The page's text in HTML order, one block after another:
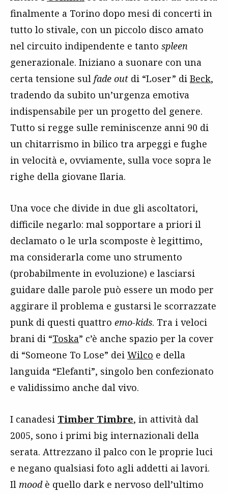
finalmente a Torino dopo mesi di concerti in
tutto lo stivale, con un piccolo disco amato
nel circuito indipendente e tanto spleen
generazionale. Iniziano a suonare con una
certa tensione sul fade out di “Loser” di Beck,
tradendo da subito un’urgenza emotiva
indispensabile per un progetto del genere.
Tutto si regge sulle reminiscenze anni 90 di
un chitarrismo in bilico tra arpeggi e fughe
in velocità e, ovviamente, sulla voce sopra le
righe della giovane Ilaria.
Una voce che divide in due gli ascoltatori,
difficile negarlo: mal sopportare a priori il
declamato o le urla scomposte è legittimo,
ma considerarla come uno strumento
(probabilmente in evoluzione) e lasciarsi
guidare dalle parole può essere un modo per
aggirare il problema e gustarsi le scorrazzate
punk di questi quattro emo-kids. Tra i veloci
brani di “Toska” c’è anche spazio per la cover
di “Someone To Lose” dei Wilco e della
languida “Elefanti”, singolo ben confezionato
e validissimo anche dal vivo.
I canadesi Timber Timbre, in attività dal
2005, sono i primi big internazionali della
serata. Attrezzano il palco con le proprie luci
e negano qualsiasi foto agli addetti ai lavori.
Il moodè quello dark e nervoso dell’ultimo